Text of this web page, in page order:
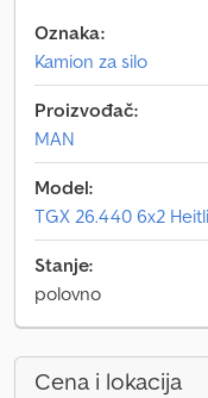
Oznaka:
Kamion za silo
Proizvođač:
MAN
Model:
TGX 26.440 6x2
Stanje:
polovno
Cena i lokacija